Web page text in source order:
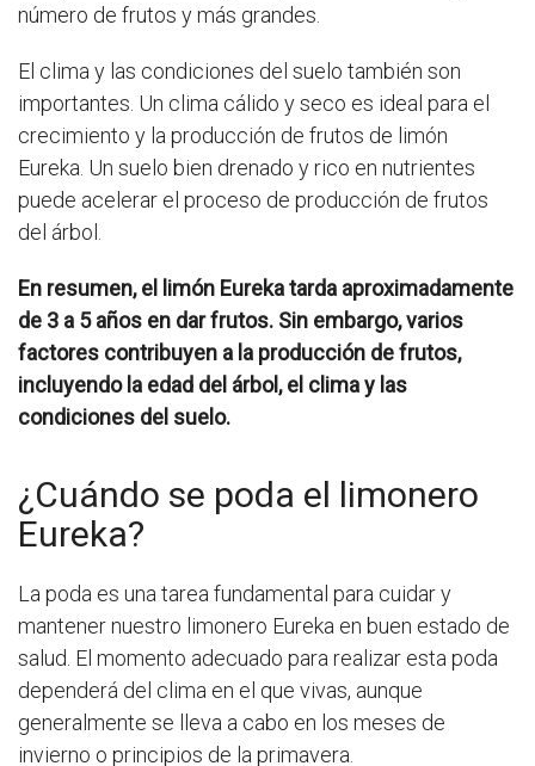
número de frutos y más grandes.
El clima y las condiciones del suelo también son
importantes. Un clima cálido y seco es ideal para el
crecimiento y la producción de frutos de limón
Eureka. Un suelo bien drenado y rico en nutrientes
puede acelerar el proceso de producción de frutos
del árbol.
En resumen, el limón Eureka tarda aproximadamente
de 3 a 5 años en dar frutos. Sin embargo, varios
factores contribuyen a la producción de frutos,
incluyendo la edad del árbol, el clima y las
condiciones del suelo.
¿Cuándo se poda el limonero
Eureka?
La poda es una tarea fundamental para cuidar y
mantener nuestro limonero Eureka en buen estado de
salud. El momento adecuado para realizar esta poda
dependerá del clima en el que vivas, aunque
generalmente se lleva a cabo en los meses de
invierno o principios de la primavera.